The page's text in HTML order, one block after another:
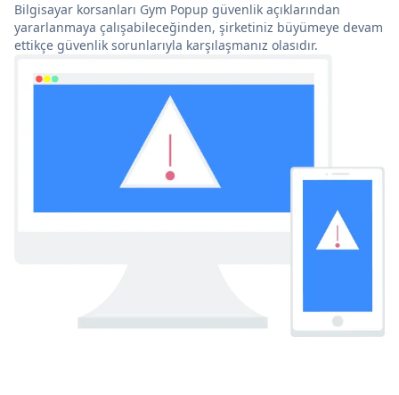
Bilgisayar korsanları Gym Popup güvenlik açıklarından
yararlanmaya çalışabileceğinden, şirketiniz büyümeye devam
ettikçe güvenlik sorunlarıyla karşılaşmanız olasıdır.